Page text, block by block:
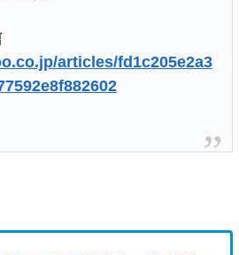
articles/fd1c205e2a3